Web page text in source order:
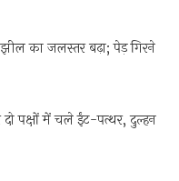
का जलस्तर बढ़ा; पेड़ गिरने
पक्षों में चले ईंट-पत्थर, दुल्हन